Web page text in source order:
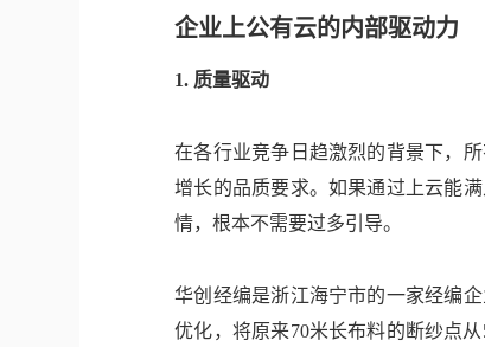
企业上公有云的内部驱动力
1. 质量驱动
在各行业竞争日趋激烈的背景下，
增长的品质要求。如果通过上云能
情，根本不需要过多引导。
华创经编是浙江海宁市的一家经编
优化，将原来70米长布料的断纱点